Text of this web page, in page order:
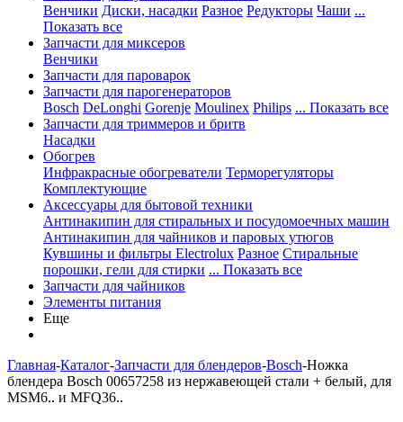
Венчики Диски, насадки Разное Редукторы Чаши ...
Показать все
Запчасти для миксеров
Венчики
Запчасти для пароварок
Запчасти для парогенераторов
Bosch DeLonghi Gorenje Moulinex Philips ... Показать все
Запчасти для триммеров и бритв
Насадки
Обогрев
Инфракрасные обогреватели Терморегуляторы
Комплектующие
Аксессуары для бытовой техники
Антинакипин для стиральных и посудомоечных машин
Антинакипин для чайников и паровых утюгов
Кувшины и фильтры Electrolux Разное Стиральные
порошки, гели для стирки ... Показать все
Запчасти для чайников
Элементы питания
Еще
Главная-Каталог-Запчасти для блендеров-Bosch-Ножка
блендера Bosch 00657258 из нержавеющей стали + белый, для
MSM6.. и MFQ36..